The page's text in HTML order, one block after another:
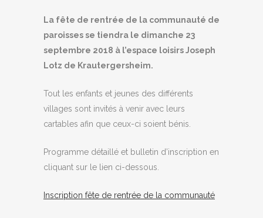
La fête de rentrée de la communauté de
paroisses se tiendra le dimanche 23
septembre 2018 à l’espace loisirs Joseph
Lotz de Krautergersheim.
Tout les enfants et jeunes des différents
villages sont invités à venir avec leurs
cartables afin que ceux-ci soient bénis.
Programme détaillé et bulletin d’inscription en
cliquant sur le lien ci-dessous.
Inscription fête de rentrée de la communauté